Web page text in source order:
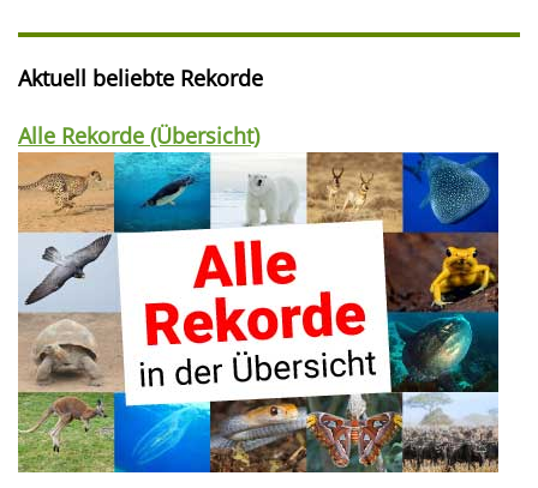
Aktuell beliebte Rekorde
Alle Rekorde (Übersicht)